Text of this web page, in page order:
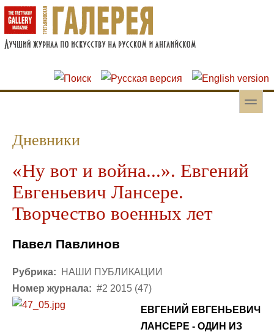
Перейти к основному содержанию
Skip to search
toggle
Дневники
«Ну вот и война...». Евгений
Евгеньевич Лансере.
Творчество военных лет
Павел Павлинов
Рубрика:
НАШИ ПУБЛИКАЦИИ
Номер журнала: #2 2015 (47)
ЕВГЕНИЙ ЕВГЕНЬЕВИЧ
ЛАНСЕРЕ - ОДИН ИЗ